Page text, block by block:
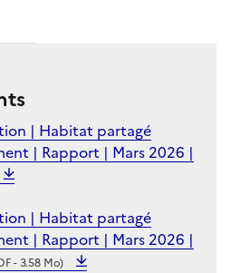
| Habitat partagé
| Rapport | Mars 2026 |
| Habitat partagé
| Rapport | Mars 2026 |
- 3.58 Mo)